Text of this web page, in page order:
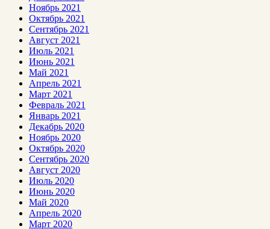
Ноябрь 2021
Октябрь 2021
Сентябрь 2021
Август 2021
Июль 2021
Июнь 2021
Май 2021
Апрель 2021
Март 2021
Февраль 2021
Январь 2021
Декабрь 2020
Ноябрь 2020
Октябрь 2020
Сентябрь 2020
Август 2020
Июль 2020
Июнь 2020
Май 2020
Апрель 2020
Март 2020